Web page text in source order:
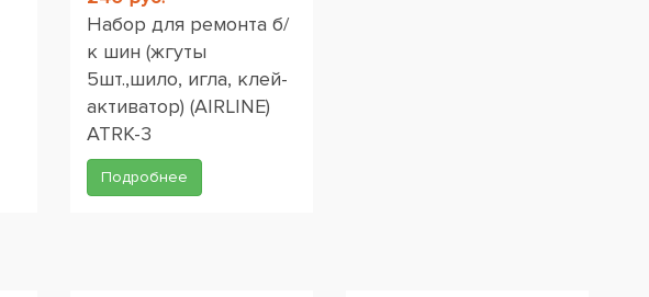
Набор для ремонта б/
к шин (жгуты
5шт.,шило, игла, клей-
активатор) (AIRLINE)
ATRK-3
Подробнее